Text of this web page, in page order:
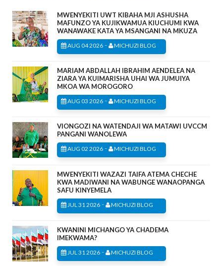
MWENYEKITI UWT KIBAHA MJI ASHUSHA
MAFUNZO YA KUJIKWAMUA KIUCHUMI KWA
WANAWAKE KATA YA MSANGANI NA MKUZA
AUG 04 2026 - MICHUZI BLOG
MARIAM ABDALLAH IBRAHIM AENDELEA NA
ZIARA YA KUIMARISHA UHAI WA JUMUIYA
MKOA WA MOROGORO
AUG 03 2026 - MICHUZI BLOG
VIONGOZI NA WATENDAJI WA MATAWI UVCCM
PANGANI WANOLEWA
AUG 02 2026 - MICHUZI BLOG
MWENYEKITI WAZAZI TAIFA ATEMA CHECHE
KWA MADIWANI NA WABUNGE WANAOPANGA
SAFU KINYEMELA
JUL 31 2026 - MICHUZI BLOG
KWANINI MICHANGO YA CHADEMA
IMEKWAMA?
JUL 31 2026 - MICHUZI BLOG